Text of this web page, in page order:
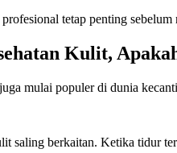
tetap penting
Kulit,
mulai populer di dunia
saling berkaitan. Ketika tidur